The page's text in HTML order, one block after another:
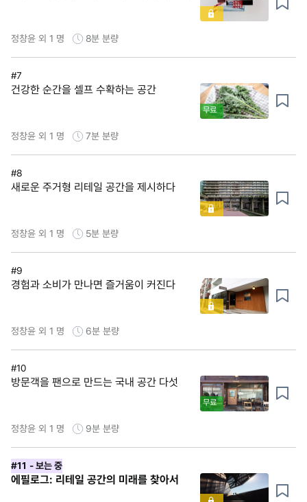
정창윤 외 1 명 8분 분량
#7
건강한 순간을 셀프 수확하는 공간
무료
정창윤 외 1 명 7분 분량
#8
새로운 주거형 리테일 공간을 제시하다
정창윤 외 1 명 5분 분량
#9
경험과 소비가 만나면 즐거움이 커진다
정창윤 외 1 명 6분 분량
#10
방문객을 팬으로 만드는 국내 공간 다섯
무료
정창윤 외 1 명 9분 분량
#11 - 보는 중
에필로그: 리테일 공간의 미래를 찾아서